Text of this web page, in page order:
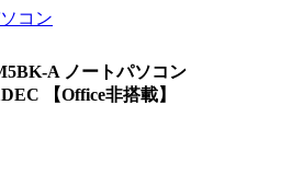
コン
A ノートパソコン
【Office非搭載】